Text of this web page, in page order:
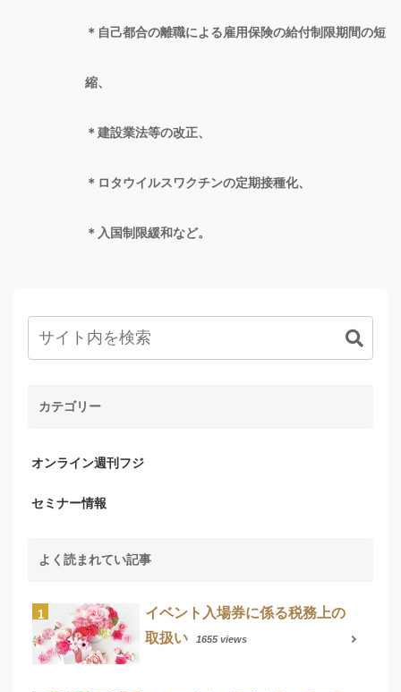
＊自己都合の離職による雇用保険の給付制限期間の短
縮、
＊建設業法等の改正、
＊ロタウイルスワクチンの定期接種化、
＊入国制限緩和など。
カテゴリー
オンライン週刊フジ
セミナー情報
よく読まれてい記事
イベント入場券に係る税務上の
取扱い
1655 views